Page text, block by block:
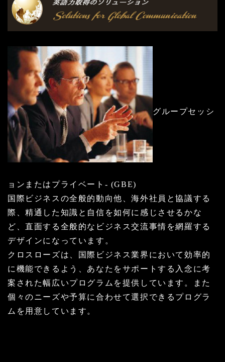
グループセッシ
ョンまたはプライベート- (GBE)
国際ビジネスの全般的動向他、海外社員と協議する
際、精通した知識と自信を如何に感じさせるかな
ど、直面する全般的なビジネス交流事情を網羅する
デザインになっています。
クロスローズは、国際ビジネス業界において効率的
に機能できるよう、あなたをサポートする入念に考
案された幅広いプログラムを提供しています。また
個々のニーズや予算に合わせて選択できるプログラ
ムを用意しています。